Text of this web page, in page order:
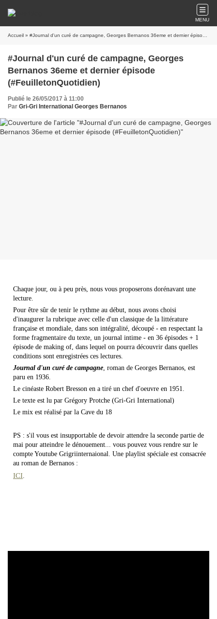
MENU
Accueil » #Journal d'un curé de campagne, Georges Bernanos 36eme et dernier épisode (#FeuilletonQuotidien)
#Journal d'un curé de campagne, Georges
Bernanos 36eme et dernier épisode
(#FeuilletonQuotidien)
Publié le 26/05/2017 à 11:00
Par Gri-Gri International Georges Bernanos
Chaque jour, ou à peu près, nous vous proposerons dorénavant une
lecture.
Pour être sûr de tenir le rythme au début, nous avons choisi
d'inaugurer la rubrique avec celle d'un classique de la littérature
française et mondiale, dans son intégralité, découpé - en respectant la
forme fragmentaire du texte, un journal intime - en 36 épisodes + 1
épisode de making of, dans lequel on pourra découvrir dans quelles
conditions sont enregistrées ces lectures.
Journal d'un curé de campagne, roman de Georges Bernanos, est
paru en 1936.
Le cinéaste Robert Bresson en a tiré un chef d'oeuvre en 1951.
Le texte est lu par Grégory Protche (Gri-Gri International)
Le mix est réalisé par la Cave du 18
PS : s'il vous est insupportable de devoir attendre la seconde partie de
mai pour atteindre le dénouement... vous pouvez vous rendre sur le
compte Youtube Grigriinternaional. Une playlist spéciale est consacrée
au roman de Bernanos :
ICI.